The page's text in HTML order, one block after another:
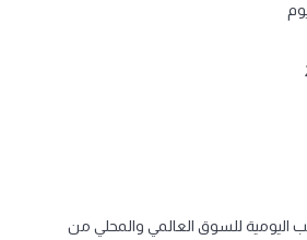
اليومية للسوق العالمي والمحلي من